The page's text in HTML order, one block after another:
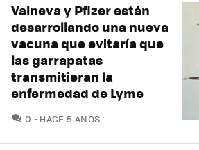
Valneva y Pfizer están
desarrollando una nueva
vacuna que evitaría que
las garrapatas
transmitieran la
enfermedad de Lyme
0 COMENTARIOS
HACE 5 AÑOS